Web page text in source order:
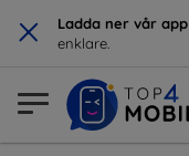
× Ladda ner vår app
enklare.